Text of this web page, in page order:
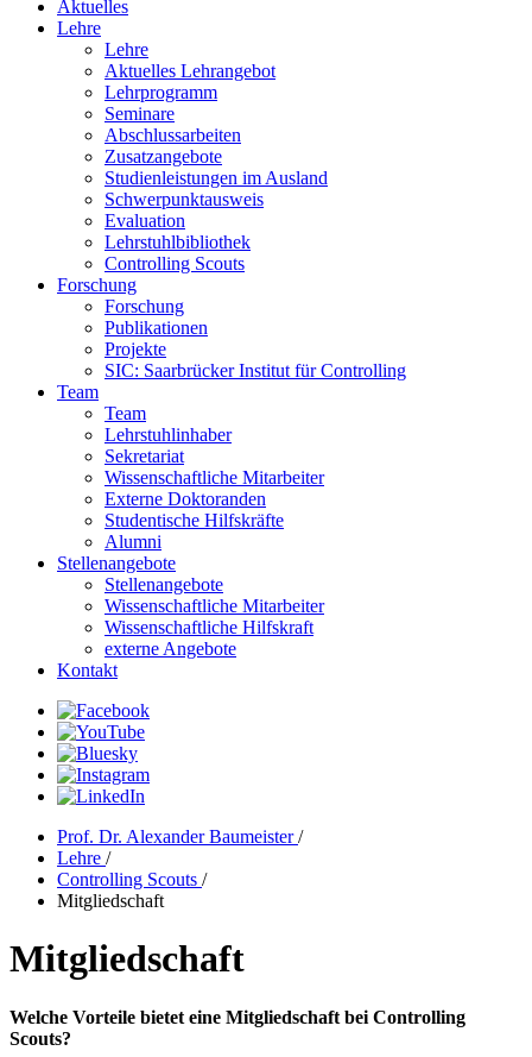
Aktuelles
Lehre
Lehre
Aktuelles Lehrangebot
Lehrprogramm
Seminare
Abschlussarbeiten
Zusatzangebote
Studienleistungen im Ausland
Schwerpunktausweis
Evaluation
Lehrstuhlbibliothek
Controlling Scouts
Forschung
Forschung
Publikationen
Projekte
SIC: Saarbrücker Institut für Controlling
Team
Team
Lehrstuhlinhaber
Sekretariat
Wissenschaftliche Mitarbeiter
Externe Doktoranden
Studentische Hilfskräfte
Alumni
Stellenangebote
Stellenangebote
Wissenschaftliche Mitarbeiter
Wissenschaftliche Hilfskraft
externe Angebote
Kontakt
Prof. Dr. Alexander Baumeister/
Lehre /
Controlling Scouts /
Mitgliedschaft
Mitgliedschaft
Welche Vorteile bietet eine Mitgliedschaft bei Controlling
Scouts?